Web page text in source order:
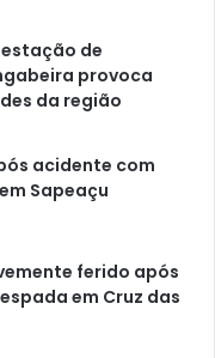
de
provoca
da região
acidente com
Sapeaçu
ferido após
em Cruz das